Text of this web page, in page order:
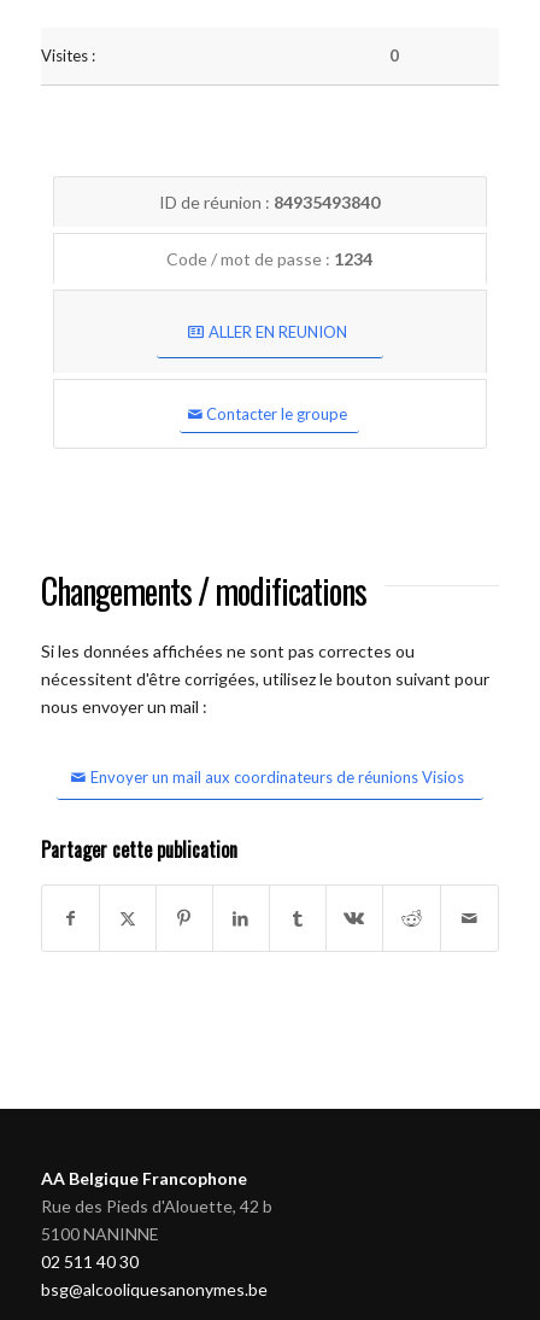
Visites : 0
ID de réunion : 84935493840
Code / mot de passe : 1234
ALLER EN REUNION
Contacter le groupe
Changements / modifications
Si les données affichées ne sont pas correctes ou
nécessitent d'être corrigées, utilisez le bouton suivant pour
nous envoyer un mail :
Envoyer un mail aux coordinateurs de réunions Visios
Partager cette publication
AA Belgique Francophone
Rue des Pieds d'Alouette, 42 b
5100 NANINNE
02 511 40 30
bsg@alcooliquesanonymes.be